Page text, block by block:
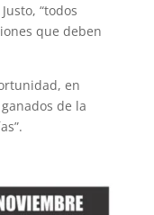
“todos
que deben
en
de la